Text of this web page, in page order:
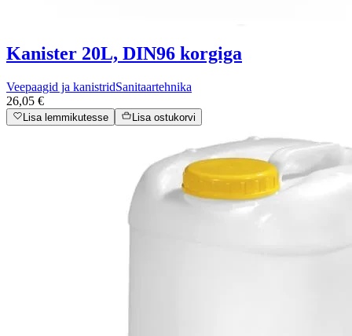
Kanister 20L, DIN96 korgiga
Veepaagid ja kanistridSanitaartehnika
26,05 €
Lisa lemmikutesse Lisa ostukorvi